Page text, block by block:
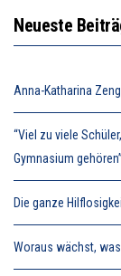
Neueste
Anna-Katharina
“Viel zu viele
Gymnasium gehören”
Die ganze
Woraus wächst,